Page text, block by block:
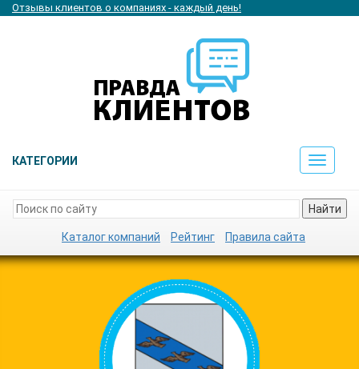
Отзывы клиентов о компаниях - каждый день!
КАТЕГОРИИ
Toggle
Найти
Каталог компаний Рейтинг Правила сайта